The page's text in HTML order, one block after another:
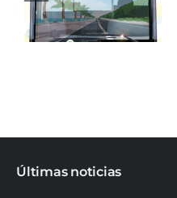
Últimas noticias